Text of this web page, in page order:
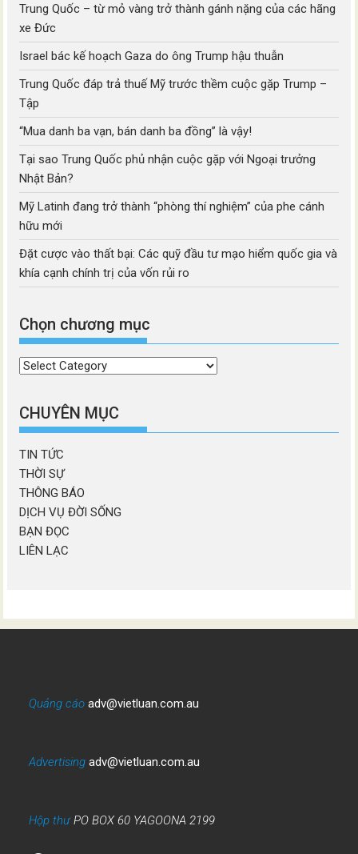
Trung Quốc – từ mỏ vàng trở thành gánh nặng của các hãng
xe Đức
Israel bác kế hoạch Gaza do ông Trump hậu thuẫn
Trung Quốc đáp trả thuế Mỹ trước thềm cuộc gặp Trump –
Tập
“Mua danh ba vạn, bán danh ba đồng” là vậy!
Tại sao Trung Quốc phủ nhận cuộc gặp với Ngoại trưởng
Nhật Bản?
Mỹ Latinh đang trở thành “phòng thí nghiệm” của phe cánh
hữu mới
Đặt cược vào thất bại: Các quỹ đầu tư mạo hiểm quốc gia và
khía cạnh chính trị của vốn rủi ro
Chọn chương mục
Chọn
mục
CHUYÊN MỤC
TIN TỨC
THỜI SỰ
THÔNG BÁO
DỊCH VỤ ĐỜI SỐNG
BẠN ĐỌC
LIÊN LẠC
Quảng cáo adv@vietluan.com.au
Advertising adv@vietluan.com.au
Hộp thưPO BOX 60 YAGOONA 2199